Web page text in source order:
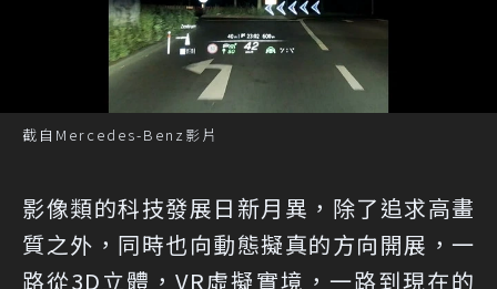
截自Mercedes-Benz影片
影像類的科技發展日新月異，除了追求高畫
質之外，同時也向動態擬真的方向開展，一
路從3D立體，VR虛擬實境，一路到現在的